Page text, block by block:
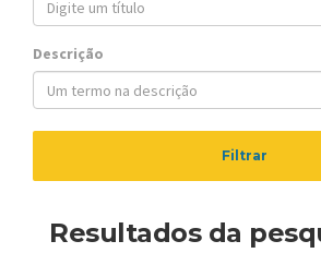
Descrição
Resultados da